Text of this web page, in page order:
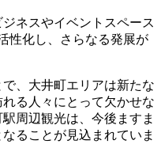
ネスやイベントスペース
性化し、さらなる発展が
、大井町エリアは新たな
る人々にとって欠かせな
周辺観光は、今後ますま
ることが見込まれていま